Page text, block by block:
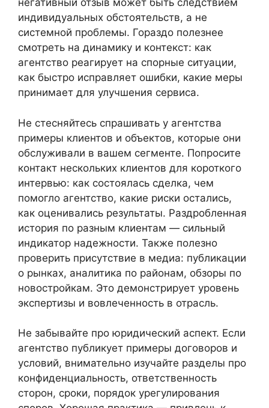
негативный отзыв может быть следствием
индивидуальных обстоятельств, а не
системной проблемы. Гораздо полезнее
смотреть на динамику и контекст: как
агентство реагирует на спорные ситуации,
как быстро исправляет ошибки, какие меры
принимает для улучшения сервиса.
Не стесняйтесь спрашивать у агентства
примеры клиентов и объектов, которые они
обслуживали в вашем сегменте. Попросите
контакт нескольких клиентов для короткого
интервью: как состоялась сделка, чем
помогло агентство, какие риски остались,
как оценивались результаты. Раздробленная
история по разным клиентам — сильный
индикатор надежности. Также полезно
проверить присутствие в медиа: публикации
о рынках, аналитика по районам, обзоры по
новостройкам. Это демонстрирует уровень
экспертизы и вовлеченность в отрасль.
Не забывайте про юридический аспект. Если
агентство публикует примеры договоров и
условий, внимательно изучайте разделы про
конфиденциальность, ответственность
сторон, сроки, порядок урегулирования